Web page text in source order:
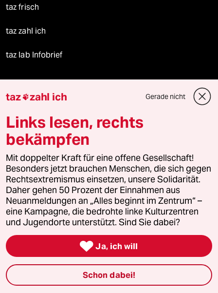
taz frisch
taz zahl ich
taz lab Infobrief
Veranstaltungen
Demnächst
Vor Ort
Live im Stream
Vergangene
taz lab 2027
Mehr taz Lesestoff
taz zahl ich Gerade nicht
Links lesen, rechts
bekämpfen
Mit doppelter Kraft für eine offene Gesellschaft!
Besonders jetzt brauchen Menschen, die sich gegen
Rechtsextremismus einsetzen, unsere Solidarität.
Daher gehen 50 Prozent der Einnahmen aus
Neuanmeldungen an „Alles beginnt im Zentrum“ –
eine Kampagne, die bedrohte linke Kulturzentren
und Jugendorte unterstützt. Sind Sie dabei?
 Ja, ich will
Schon dabei!